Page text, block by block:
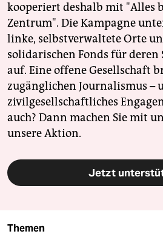
kooperiert deshalb mit "Alles
Zentrum". Die Kampagne
linke, selbstverwaltete Orte
solidarischen Fonds für deren
auf. Eine offene Gesellschaft
zugänglichen Journalismus –
zivilgesellschaftliches
auch? Dann machen Sie mit
unsere Aktion.
Jetzt
Themen